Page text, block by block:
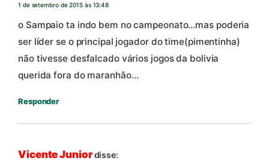
1 de setembro de 2015 às 13:48
o Sampaio ta indo bem no campeonato…mas poderia
ser líder se o principal jogador do time(pimentinha)
não tivesse desfalcado vários jogos da bolivia
querida fora do maranhão…
Responder
Vicente Juniordisse: